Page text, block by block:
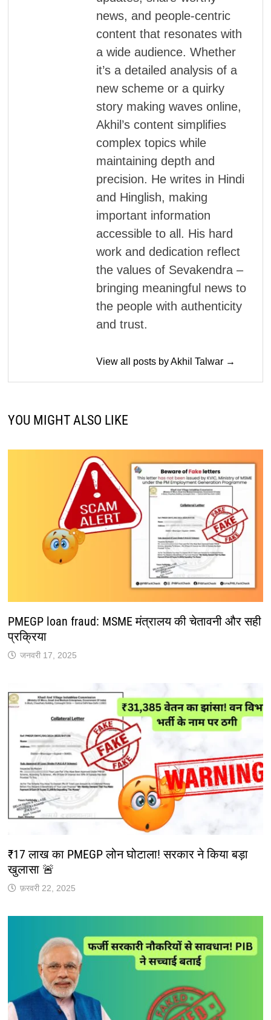
news, and people-centric
content that resonates with
a wide audience. Whether
it’s a detailed analysis of a
new scheme or a quirky
story making waves online,
Akhil’s content simplifies
complex topics while
maintaining depth and
precision. He writes in Hindi
and Hinglish, making
important information
accessible to all. His hard
work and dedication reflect
the values of Sevakendra –
bringing meaningful news to
the people with authenticity
and trust.
View all posts by Akhil Talwar →
YOU MIGHT ALSO LIKE
PMEGP loan fraud: MSME मंत्रालय की चेतावनी और सही
प्रक्रिया
जनवरी 17, 2025
₹17 लाख का PMEGP लोन घोटाला! सरकार ने किया बड़ा
खुलासा 🚨
फ़रवरी 22, 2025